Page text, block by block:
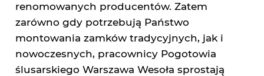
renomowanych producentów. Zatem
zarówno gdy potrzebują Państwo
montowania zamków tradycyjnych, jak i
nowoczesnych, pracownicy Pogotowia
ślusarskiego Warszawa Wesoła sprostają